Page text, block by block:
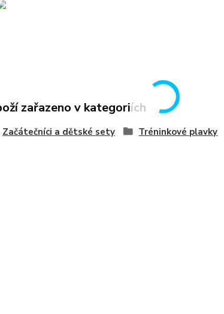
zařazeno v kategoriích
Začátečníci a dětské sety Tréninkové plavky